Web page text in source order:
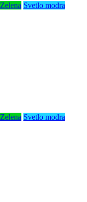
Zelena Svetlo modra
Zelena Svetlo modra